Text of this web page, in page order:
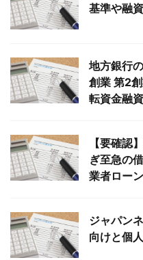
基準や融
地方銀行
創業 第2
転資金融資
【要確認
ぎ至急の
業者ロー
ジャパン
向けと個